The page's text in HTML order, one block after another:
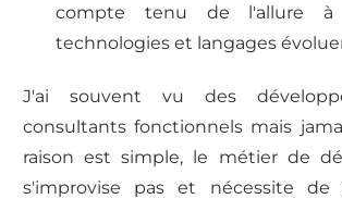
compte tenu de l'allure à
technologies et langages
J'ai souvent vu des
consultants fonctionnels mais
raison est simple, le métier de
s'improvise pas et nécessite de